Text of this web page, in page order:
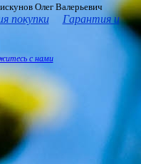
Олег Валерьевич
покупки
Гарантия и
с нами